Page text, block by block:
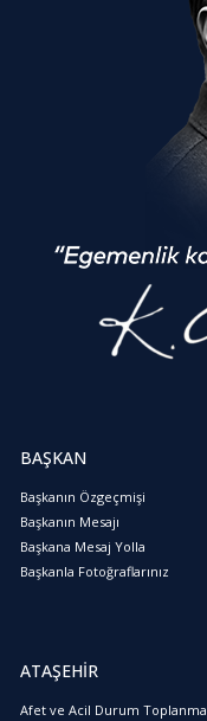
BAŞKAN
Başkanın Özgeçmişi
Başkanın Mesajı
Başkana Mesaj Yolla
Başkanla Fotoğraflarınız
ATAŞEHİR
Afet ve Acil Durum Toplanma